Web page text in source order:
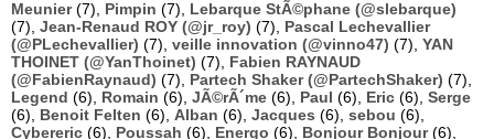
Meunier(7), Pimpin (7), Lebarque StÃ©phane (@slebarque)
(7), Jean-Renaud ROY (@jr_roy) (7), Pascal Lechevallier
(@PLechevallier) (7), veille innovation (@vinno47) (7), YAN
THOINET (@YanThoinet) (7), Fabien RAYNAUD
(@FabienRaynaud) (7), Partech Shaker (@PartechShaker) (7),
Legend (6), Romain (6), JÃ©rÃ´me (6), Paul (6), Eric (6), Serge
(6), Benoit Felten (6), Alban (6), Jacques (6), sebou (6),
Cybereric (6), Poussah (6), Energo (6), Bonjour Bonjour(6),